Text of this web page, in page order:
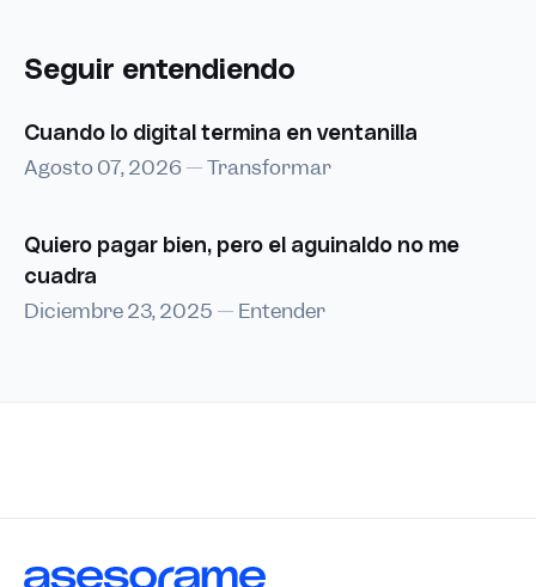
Seguir entendiendo
Cuando lo digital termina en ventanilla
Agosto 07, 2026—Transformar
Quiero pagar bien, pero el aguinaldo no me
cuadra
Diciembre 23, 2025 — Entender